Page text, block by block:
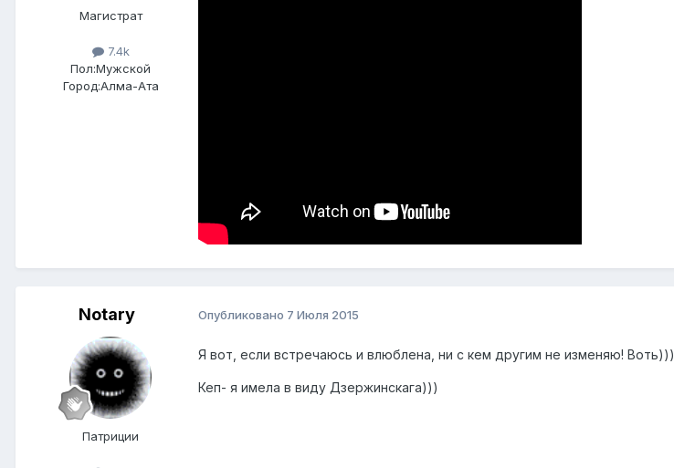
Магистрат
7.4k
Пол:Мужской
Город:Алма-Ата
Notary
Патриции
Опубликовано 7 Июля 2015
Я вот, если встречаюсь и влюблена, ни с кем другим не изменяю! Воть)))
Кеп- я имела в виду Дзержинскага)))